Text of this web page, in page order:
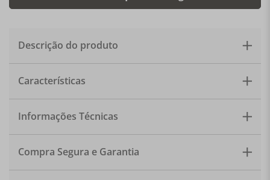
Descrição do produto
Saleiro e Pimenteiro com exclusivo sistema de tampa
em silicone que mantem o sal e a pimenta frescos.
Material: Vidro e silicone. Tamanho: 11cm. Quantidade:
Características
Informações Técnicas
Compra Segura e Garantia